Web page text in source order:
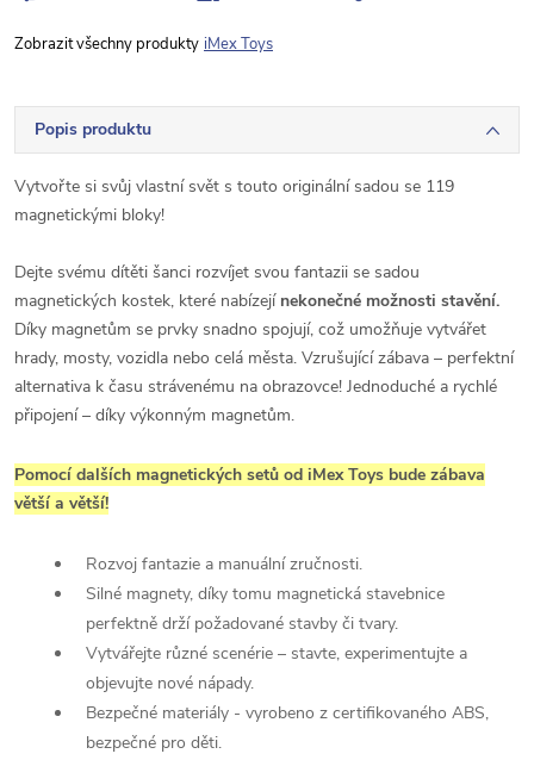
iMex Toys
Popis produktu
Vytvořte si svůj vlastní svět s touto originální sadou se 119
magnetickými bloky!
Dejte svému dítěti šanci rozvíjet svou fantazii se sadou
magnetických kostek, které nabízejí nekonečné možnosti stavění.
Díky magnetům se prvky snadno spojují, což umožňuje vytvářet
hrady, mosty, vozidla nebo celá města. Vzrušující zábava – perfektní
alternativa k času strávenému na obrazovce! Jednoduché a rychlé
připojení – díky výkonným magnetům.
Pomocí dalších magnetických setů od iMex Toys bude zábava
větší a větší!
Rozvoj fantazie a manuální zručnosti.
Silné magnety, díky tomu magnetická stavebnice
perfektně drží požadované stavby či tvary.
Vytvářejte různé scenérie – stavte, experimentujte a
objevujte nové nápady.
Bezpečné materiály - vyrobeno z certifikovaného ABS,
bezpečné pro děti.